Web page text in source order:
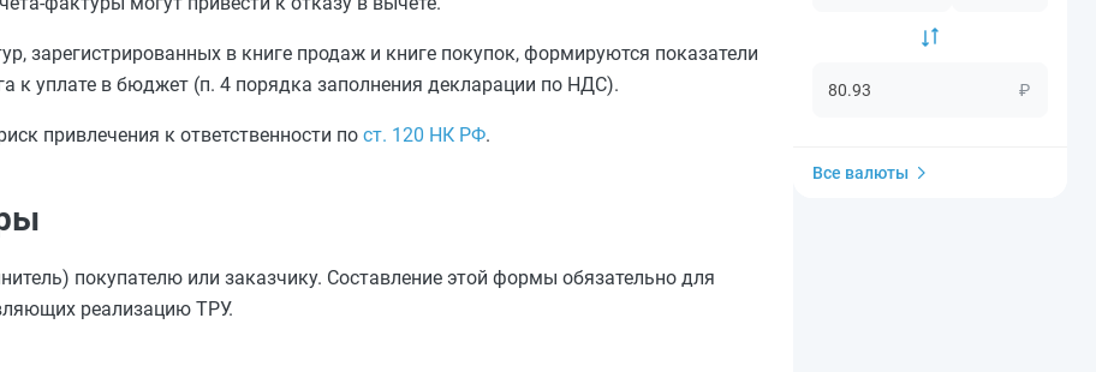
зарегистрированных в книге продаж и книге покупок, формируются показатели
к уплате в бюджет (п. 4 порядка заполнения декларации по НДС).
привлечения к ответственности по ст. 120 НК РФ.
покупателю или заказчику. Составление этой формы обязательно для
реализацию ТРУ.
₽
Все валюты